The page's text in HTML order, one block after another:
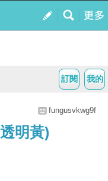
我的
訂閱
fungusvkwg9f
明黃)